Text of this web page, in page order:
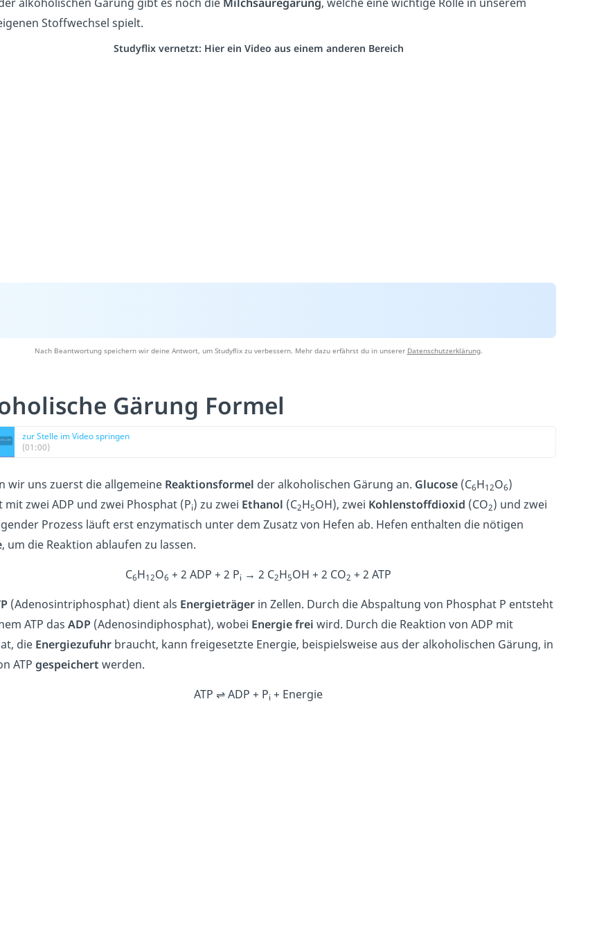
Stoffwechsel spielt.
Studyflix vernetzt: Hier ein Video aus einem anderen Bereich
Nach Beantwortung speichern wir deine Antwort, um Studyflix zu verbessern. Mehr dazu erfährst du in unserer Datenschutzerklärung.
Gärung Formel
zur Stelle im Video springen
(01:00)
wir uns zuerst die allgemeine Reaktionsformel der alkoholischen Gärung an. Glucose (C6H12O6)
mit zwei ADP und zwei Phosphat (Pi) zu zwei Ethanol (C2H5OH), zwei Kohlenstoffdioxid (CO2) und zwei
Prozess läuft erst enzymatisch unter dem Zusatz von Hefen ab. Hefen enthalten die nötigen
, um die Reaktion ablaufen zu lassen.
C6H12O6 + 2 ADP + 2 Pi → 2 C2H5OH + 2 CO2 + 2 ATP
(Adenosintriphosphat) dient als Energieträger in Zellen. Durch die Abspaltung von Phosphat P entsteht
ATP das ADP (Adenosindiphosphat), wobei Energie frei wird. Durch die Reaktion von ADP mit
die Energiezufuhr braucht, kann freigesetzte Energie, beispielsweise aus der alkoholischen Gärung, in
ATP gespeichert werden.
ATP ⇌ ADP + Pi + Energie